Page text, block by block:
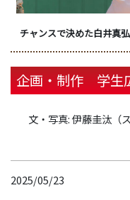
チャンスで決めた白井真
企画・制作 学生
文・写真: 伊藤圭汰（
2025/05/23